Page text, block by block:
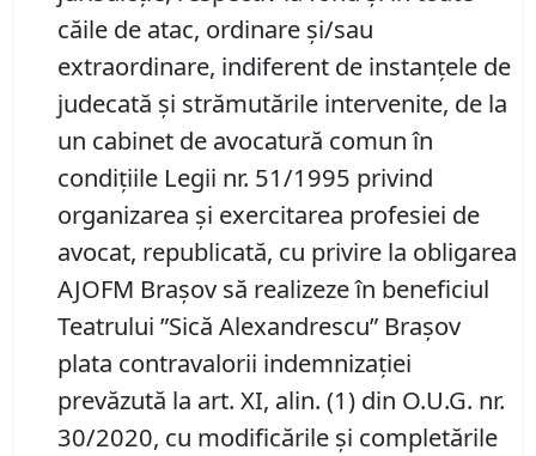
căile de atac, ordinare și/sau
extraordinare, indiferent de instanțele de
judecată și strămutările intervenite, de la
un cabinet de avocatură comun în
condițiile Legii nr. 51/1995 privind
organizarea și exercitarea profesiei de
avocat, republicată, cu privire la obligarea
AJOFM Brașov să realizeze în beneficiul
Teatrului ”Sică Alexandrescu” Brașov
plata contravalorii indemnizației
prevăzută la art. XI, alin. (1) din O.U.G. nr.
30/2020, cu modificările și completările